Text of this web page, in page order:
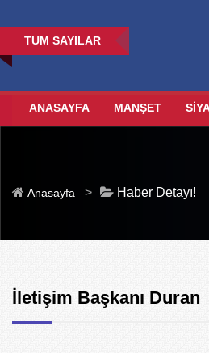
TUM SAYILAR
ANASAYFA MANŞET
Anasayfa > Haber Detayı!
İletişim Başkanı Duran